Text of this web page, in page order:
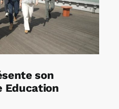
son
Education